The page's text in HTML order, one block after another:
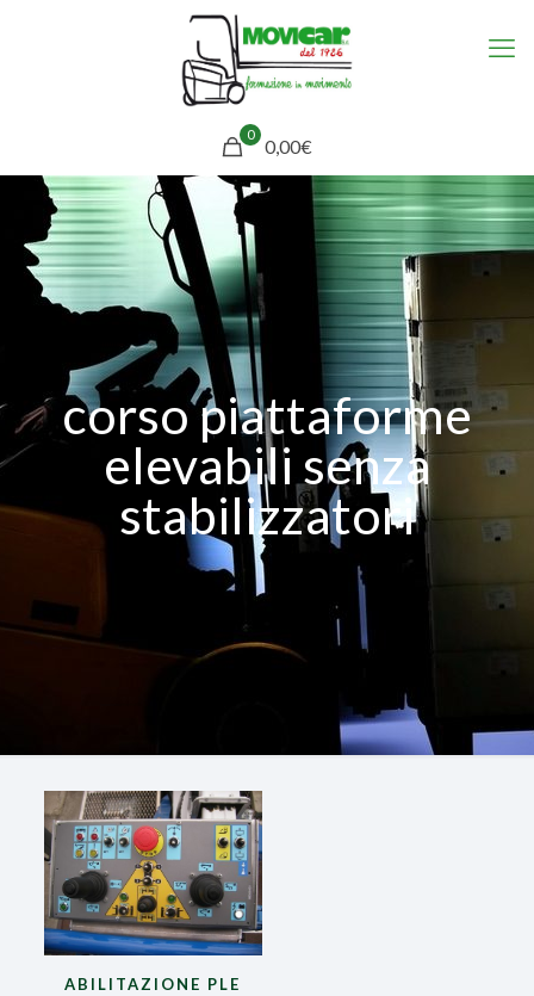
0
0,00€
corso piattaforme
elevabili senza
stabilizzatori
ABILITAZIONE PLE